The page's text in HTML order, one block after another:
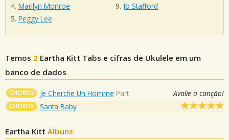
Marilyn Monroe
Peggy Lee
Jo Stafford
Temos 2 Eartha Kitt Tabs e cifras de Ukulele em um
banco de dados
CHORDS Je Cherche Un Homme Part Avalie a canção!
CHORDS Santa Baby
Eartha Kitt Álbuns